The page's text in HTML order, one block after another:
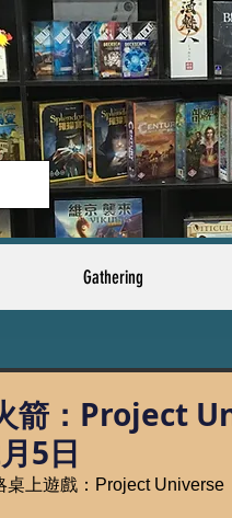
Gathering
箭：Project
5日
上遊戲：Project Universe